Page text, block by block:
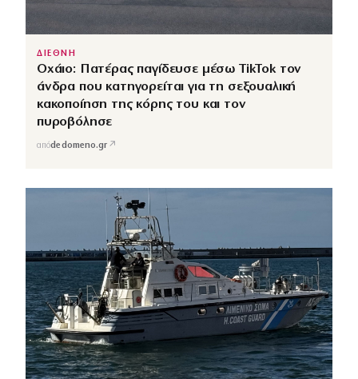
ΔΙΕΘΝΗ
Οχάιο: Πατέρας παγίδευσε μέσω TikTok τον
άνδρα που κατηγορείται για τη σεξουαλική
κακοποίηση της κόρης του και τον
πυροβόλησε
απόdedomeno.gr ↗